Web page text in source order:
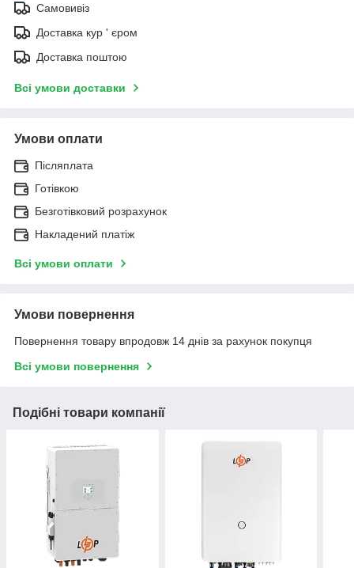
Самовивіз
Доставка кур ' єром
Доставка поштою
Всі умови доставки
Умови оплати
Післяплата
Готівкою
Безготівковий розрахунок
Накладений платіж
Всі умови оплати
Умови повернення
Повернення товару впродовж 14 днів за рахунок покупця
Всі умови повернення
Подібні товари компанії